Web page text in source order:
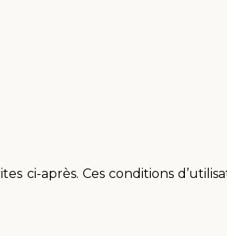
ci-après. Ces conditions